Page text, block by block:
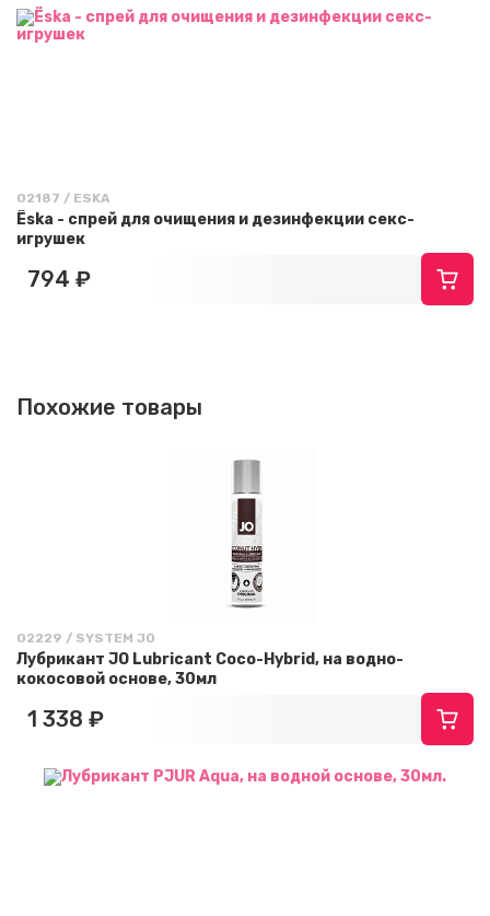
02187 / ESKA
Ёska - спрей для очищения и дезинфекции секс-
игрушек
794 ₽
Похожие товары
02229 / SYSTEM JO
Лубрикант JO Lubricant Coco-Hybrid, на водно-
кокосовой основе, 30мл
1 338 ₽